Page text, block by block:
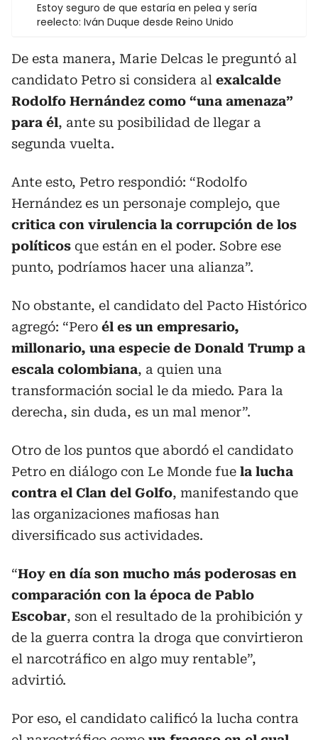
Estoy seguro de que estaría en pelea y sería
reelecto: Iván Duque desde Reino Unido
De esta manera, Marie Delcas le preguntó al
candidato Petro si considera al exalcalde
Rodolfo Hernández como “una amenaza”
para él, ante su posibilidad de llegar a
segunda vuelta.
Ante esto, Petro respondió: “Rodolfo
Hernández es un personaje complejo, que
critica con virulencia la corrupción de los
políticos que están en el poder. Sobre ese
punto, podríamos hacer una alianza”.
No obstante, el candidato del Pacto Histórico
agregó: “Pero él es un empresario,
millonario, una especie de Donald Trump a
escala colombiana, a quien una
transformación social le da miedo. Para la
derecha, sin duda, es un mal menor”.
Otro de los puntos que abordó el candidato
Petro en diálogo con Le Monde fue la lucha
contra el Clan del Golfo, manifestando que
las organizaciones mafiosas han
diversificado sus actividades.
“Hoy en día son mucho más poderosas en
comparación con la época de Pablo
Escobar, son el resultado de la prohibición y
de la guerra contra la droga que convirtieron
el narcotráfico en algo muy rentable”,
advirtió.
Por eso, el candidato calificó la lucha contra